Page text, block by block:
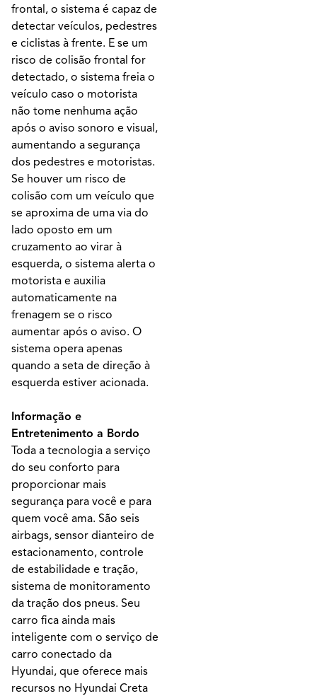
frontal, o sistema é capaz de
detectar veículos, pedestres
e ciclistas à frente. E se um
risco de colisão frontal for
detectado, o sistema freia o
veículo caso o motorista
não tome nenhuma ação
após o aviso sonoro e visual,
aumentando a segurança
dos pedestres e motoristas.
Se houver um risco de
colisão com um veículo que
se aproxima de uma via do
lado oposto em um
cruzamento ao virar à
esquerda, o sistema alerta o
motorista e auxilia
automaticamente na
frenagem se o risco
aumentar após o aviso. O
sistema opera apenas
quando a seta de direção à
esquerda estiver acionada.
Informação e
Entretenimento a Bordo
Toda a tecnologia a serviço
do seu conforto para
proporcionar mais
segurança para você e para
quem você ama. São seis
airbags, sensor dianteiro de
estacionamento, controle
de estabilidade e tração,
sistema de monitoramento
da tração dos pneus. Seu
carro fica ainda mais
inteligente com o serviço de
carro conectado da
Hyundai, que oferece mais
recursos no Hyundai Creta